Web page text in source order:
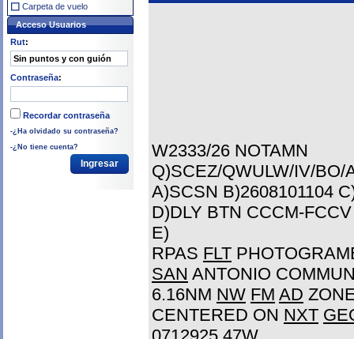
W2333/26 NOTAMN
Q)SCEZ/QWULW/IV/BO/
A)SCSN B)2608101104
D)DLY BTN CCCM-FCCV
E)
RPAS FLT
SAN ANTONIO
6.16NM NW FM AD
CENTERED ON NXT
Carpeta de vuelo
Acceso Usuarios
Rut:
Contraseña:
Recordar contraseña
-¿Ha olvidado su contraseña?
-¿No tiene cuenta?